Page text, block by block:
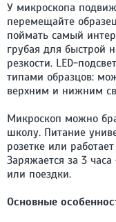
У микроскопа
перемещайте
поймать самый
грубая для быстрой
резкости. LED-
типами образцов:
верхним и нижним
Микроскоп можно
школу. Питание
розетке или
Заряжается за 3
или поездки.
Основные